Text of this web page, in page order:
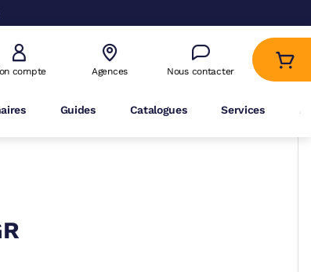
compte Agences Nous contacter
Guides Catalogues Services